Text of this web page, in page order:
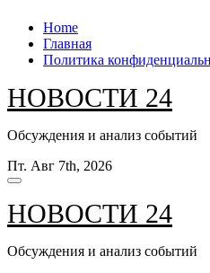
Перейти
содержанию
Home
Главная
Политика
НОВОСТИ 24
Обсуждения и анализ событий
Пт. Авг 7th, 2026
НОВОСТИ 24
Обсуждения и анализ событий